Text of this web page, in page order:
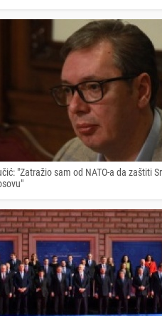
"Zatražio sam od NATO-a da zaštiti